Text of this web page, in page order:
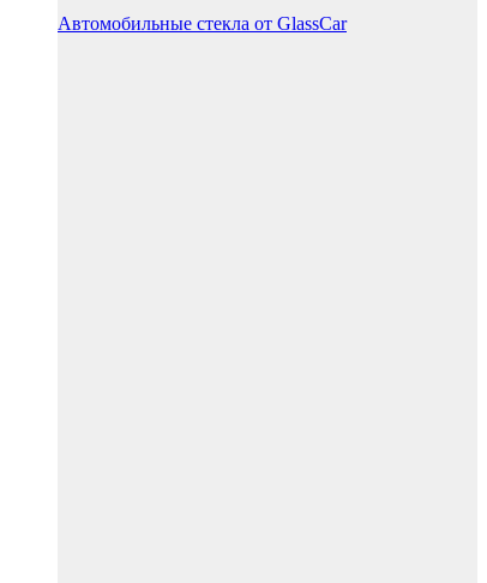
Автомобильные стекла от GlassCar